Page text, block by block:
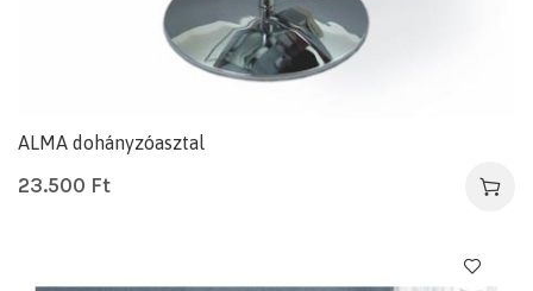
ALMA dohányzóasztal
23.500 Ft